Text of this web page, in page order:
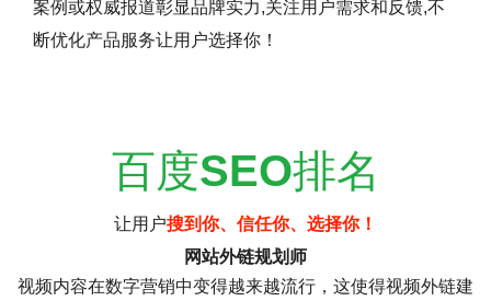
案例或权威报道彰显品牌实力,关注用户需求和反馈,不
断优化产品服务让用户选择你！
百度SEO排名
让用户搜到你、信任你、选择你！
网站外链规划师
视频内容在数字营销中变得越来越流行，这使得视频外链建